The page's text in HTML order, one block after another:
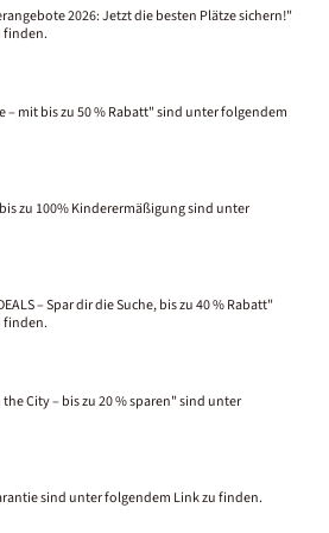
2026: Jetzt die besten Plätze sichern!"
finden.
– mit bis zu 50 % Rabatt" sind unter folgendem
zu 100% Kinderermäßigung sind unter
– Spar dir die Suche, bis zu 40 % Rabatt"
finden.
City – bis zu 20 % sparen" sind unter
sind unter folgendem Link zu finden.